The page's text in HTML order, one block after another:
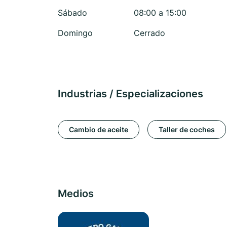
Sábado
08:00 a 15:00
Domingo
Cerrado
Industrias / Especializaciones
Cambio de aceite Taller de coches
Medios